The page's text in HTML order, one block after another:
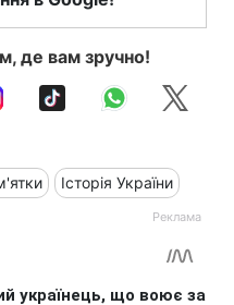
де вам зручно!
Історія України